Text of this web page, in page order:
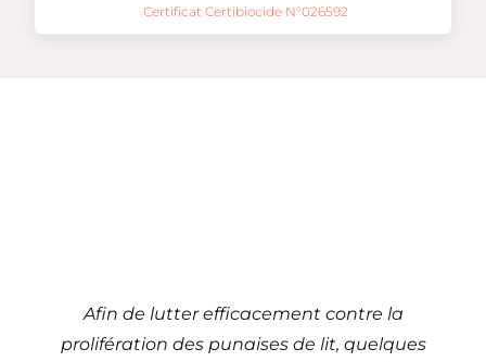
Certificat Certibiocide N°026592
Afin de lutter efficacement contre la
prolifération des punaises de lit, quelques